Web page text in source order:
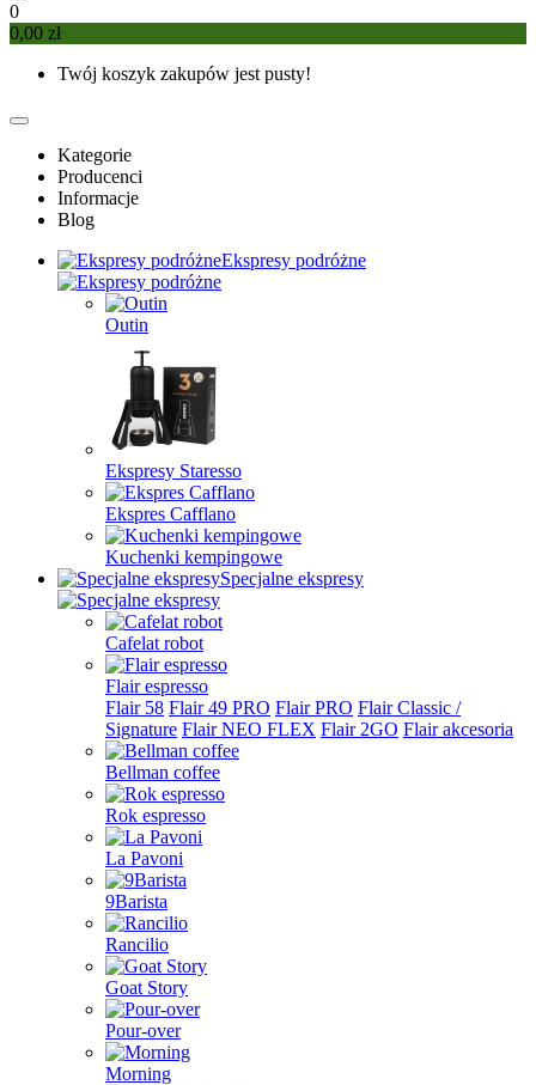
0
0,00 zł
Twój koszyk zakupów jest pusty!
Kategorie
Producenci
Informacje
Blog
Ekspresy podróżne
Outin
Ekspresy Staresso
Ekspres Cafflano
Kuchenki kempingowe
Specjalne ekspresy
Cafelat robot
Flair espresso
Flair 58 Flair 49 PRO Flair PRO Flair Classic /
Signature Flair NEO FLEX Flair 2GO Flair akcesoria
Bellman coffee
Rok espresso
La Pavoni
9Barista
Rancilio
Goat Story
Pour-over
Morning